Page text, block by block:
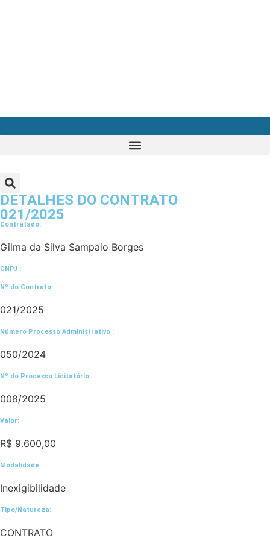
DETALHES DO CONTRATO​
021/2025
Contratado:
Gilma da Silva Sampaio Borges
CNPJ :
Nº do Contrato :
021/2025
Número Processo Administrativo :
050/2024
Nº do Processo Licitatório:
008/2025
Valor:
R$ 9.600,00
Modalidade:
Inexigibilidade
Tipo/Natureza:
CONTRATO